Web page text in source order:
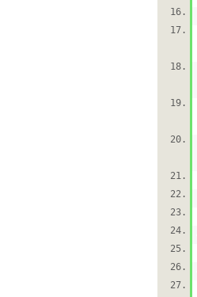
16.
17.
18.
19.
20.
21.
22.
23.
24.
25.
26.
27.